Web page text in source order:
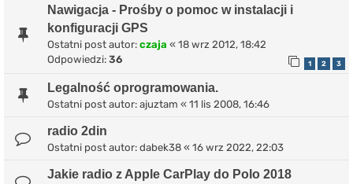
Nawigacja - Prośby o pomoc w instalacji i
konfiguracji GPS
Ostatni post autor: czaja « 18 wrz 2012, 18:42
Odpowiedzi: 36 1 2 3
Legalność oprogramowania.
Ostatni post autor: ajuztam « 11 lis 2008, 16:46
radio 2din
Ostatni post autor: dabek38 « 16 wrz 2022, 22:03
Jakie radio z Apple CarPlay do Polo 2018